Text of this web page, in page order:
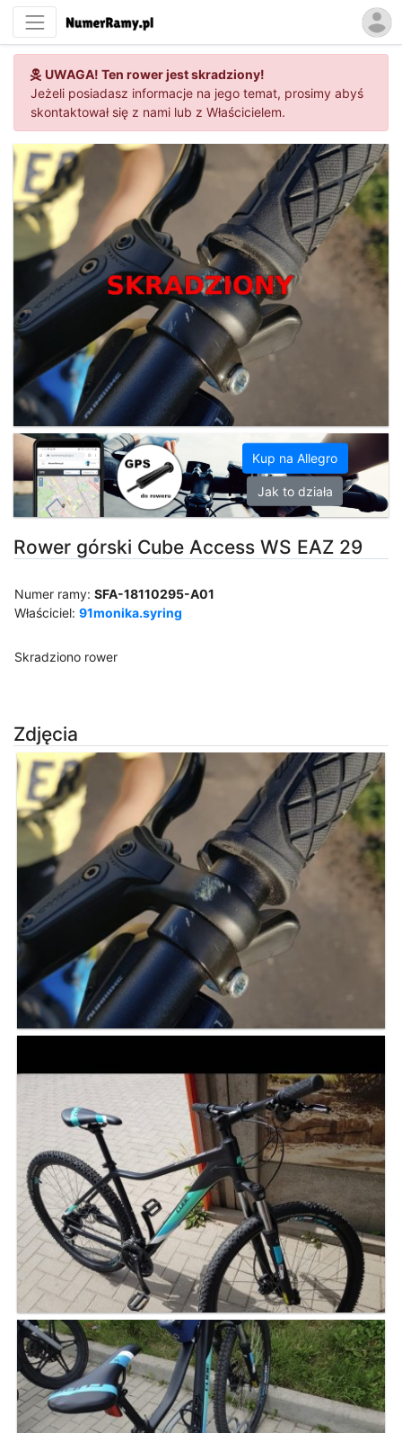
UWAGA! Ten rower jest skradziony!
Jeżeli posiadasz informacje na jego temat, prosimy abyś
skontaktował się z nami lub z Właścicielem.
Kup na Allegro
Jak to działa
Rower górski Cube Access WS EAZ 29
Numer ramy:SFA-18110295-A01
Właściciel:91monika.syring
Skradziono rower
Zdjęcia